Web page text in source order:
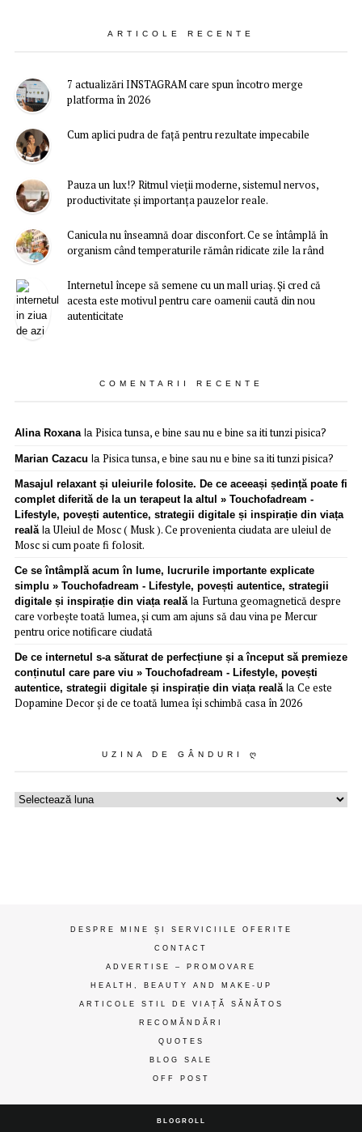
ARTICOLE RECENTE
7 actualizări INSTAGRAM care spun încotro merge
platforma în 2026
Cum aplici pudra de față pentru rezultate impecabile
Pauza un lux!? Ritmul vieții moderne, sistemul nervos,
productivitate și importanța pauzelor reale.
Canicula nu înseamnă doar disconfort. Ce se întâmplă în
organism când temperaturile rămân ridicate zile la rând
Internetul începe să semene cu un mall uriaș. Și cred că
acesta este motivul pentru care oamenii caută din nou
autenticitate
COMENTARII RECENTE
Alina Roxanala Pisica tunsa, e bine sau nu e bine sa iti tunzi pisica?
Marian Cazacu la Pisica tunsa, e bine sau nu e bine sa iti tunzi pisica?
Masajul relaxant și uleiurile folosite. De ce aceeași ședință poate fi
complet diferită de la un terapeut la altul » Touchofadream -
Lifestyle, povești autentice, strategii digitale și inspirație din viața
realălaUleiul de Mosc ( Musk ). Ce provenienta ciudata are uleiul de
Mosc si cum poate fi folosit.
Ce se întâmplă acum în lume, lucrurile importante explicate
simplu » Touchofadream - Lifestyle, povești autentice, strategii
digitale și inspirație din viața realăla Furtuna geomagnetică despre
care vorbește toată lumea, și cum am ajuns să dau vina pe Mercur
pentru orice notificare ciudată
De ce internetul s-a săturat de perfecțiune și a început să premieze
conținutul care pare viu » Touchofadream - Lifestyle, povești
autentice, strategii digitale și inspirație din viața realăla Ce este
Dopamine Decor și de ce toată lumea își schimbă casa în 2026
UZINA DE GÂNDURI Ღ
Uzina
DESPRE MINE ȘI SERVICIILE OFERITE
CONTACT
ADVERTISE – PROMOVARE
HEALTH, BEAUTY AND MAKE-UP
ARTICOLE STIL DE VIAȚĂ SĂNĂTOS
RECOMĂNDĂRI
QUOTES
BLOG SALE
OFF POST
BLOGROLL